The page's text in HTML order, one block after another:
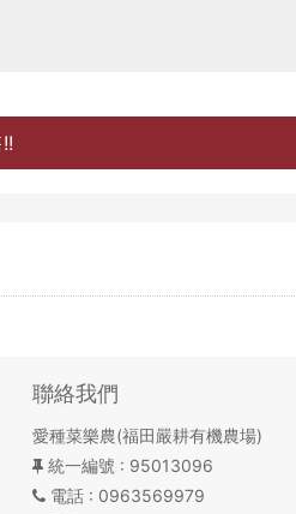
聯絡我們
愛種菜樂農(福田嚴耕有機農場)
統一編號 : 95013096
電話: 0963569979